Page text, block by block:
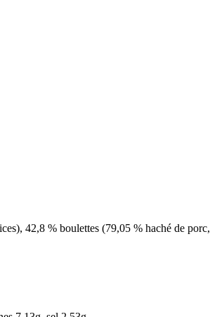
42,8 % boulettes (79,05 % haché de porc,